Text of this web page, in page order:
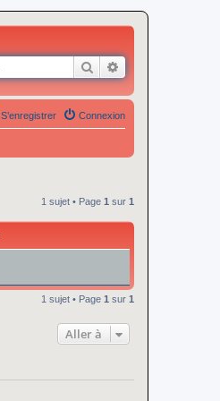
Rechercher
Connexion
S’enregistrer
1 sujet • Page 1 sur 1
1 sujet • Page 1 sur 1
Aller à